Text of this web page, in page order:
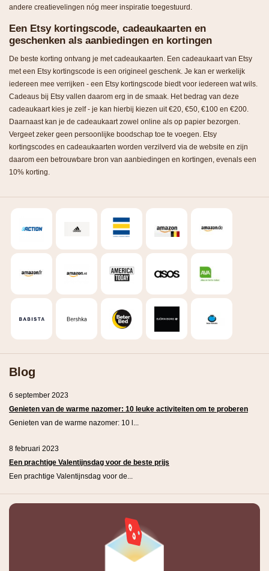
andere creatievelingen nóg meer inspiratie toegestuurd.
Een Etsy kortingscode, cadeaukaarten en
geschenken als aanbiedingen en kortingen
De beste korting ontvang je met cadeaukaarten. Een cadeaukaart van Etsy
met een Etsy kortingscode is een origineel geschenk. Je kan er werkelijk
iedereen mee verrijken - een Etsy kortingscode biedt voor iedereen wat wils.
Cadeaus bij Etsy vallen daarom erg in de smaak. Het bedrag van deze
cadeaukaart kies je zelf - je kan hierbij kiezen uit €20, €50, €100 en €200.
Daarnaast kan je de cadeaukaart zowel online als op papier bezorgen.
Vergeet zeker geen persoonlijke boodschap toe te voegen. Etsy
kortingscodes en cadeaukaarten worden verzilverd via de website en zijn
daarom een betrouwbare bron van aanbiedingen en kortingen, evenals een
10% korting.
Blog
6 september 2023
Genieten van de warme nazomer: 10 leuke activiteiten om te proberen
Genieten van de warme nazomer: 10 l...
8 februari 2023
Een prachtige Valentijnsdag voor de beste prijs
Een prachtige Valentijnsdag voor de...